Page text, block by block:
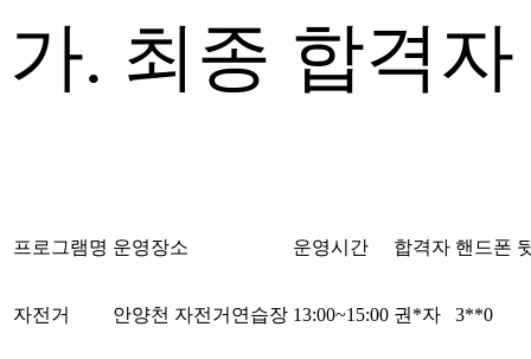
가. 최종 합격
프로그램명 운영장소 운영시간 합격자 핸드폰
자전거 안양천 자전거연습장 13:00~15:00 권 *자 3**0